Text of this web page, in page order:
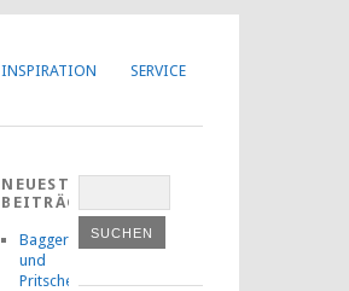
INSPIRATION SERVICE
NEUESTE
BEITRÄGE
Baggern
und
Pritschen